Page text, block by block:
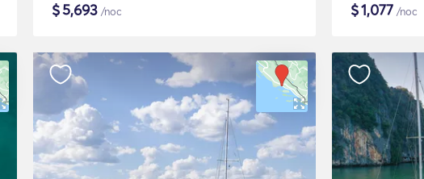
$5,693 /noc $1,077 /noc